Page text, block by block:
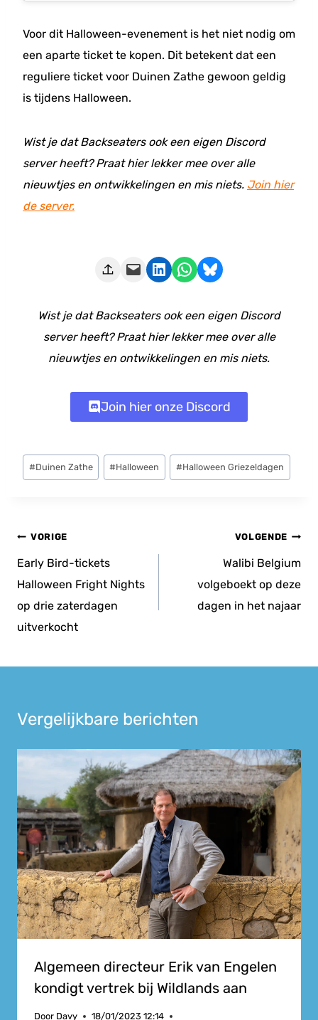
Voor dit Halloween-evenement is het niet nodig om
een aparte ticket te kopen. Dit betekent dat een
reguliere ticket voor Duinen Zathe gewoon geldig
is tijdens Halloween.
Wist je dat Backseaters ook een eigen Discord
server heeft? Praat hier lekker mee over alle
nieuwtjes en ontwikkelingen en mis niets. Join hier
de server.
Deze pagina e-mailen Delen op LinkedIn Delen via WhatsApp Share on Bluesky
Wist je dat Backseaters ook een eigen Discord
server heeft? Praat hier lekker mee over alle
nieuwtjes en ontwikkelingen en mis niets.
Join hier onze Discord
Bericht
tags:
#Duinen Zathe #Halloween #Halloween Griezeldagen
Bericht
navigatie
VORIGE
Early Bird-tickets
Halloween Fright Nights
op drie zaterdagen
uitverkocht
VOLGENDE
Walibi Belgium
volgeboekt op deze
dagen in het najaar
Vergelijkbare berichten
Algemeen directeur Erik van Engelen
kondigt vertrek bij Wildlands aan
Door Davy 18/01/2023 12:14